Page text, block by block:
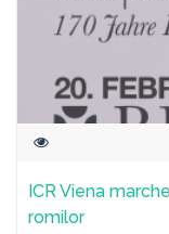
ICR Viena
romilor